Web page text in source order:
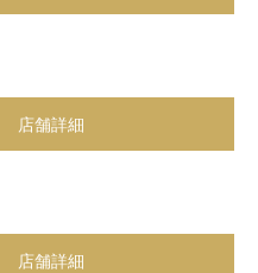
店舗詳細
店舗詳細